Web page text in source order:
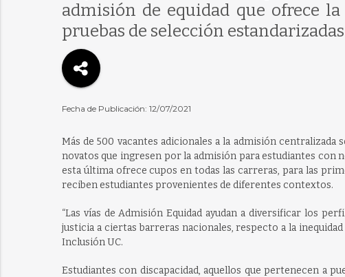
admisión de equidad que ofrece
pruebas de selección
Fecha de Publicación: 12/07/2021
Más de 500 vacantes adicionales a la admisión
novatos que ingresen por la admisión para estudiantes con
esta última ofrece cupos en todas las carreras, para las
reciben estudiantes provenientes de diferentes contextos.
“Las vías de Admisión Equidad ayudan a diversificar los
justicia a ciertas barreras nacionales, respecto a la
Inclusión UC.
Estudiantes con discapacidad, aquellos que pertenecen a